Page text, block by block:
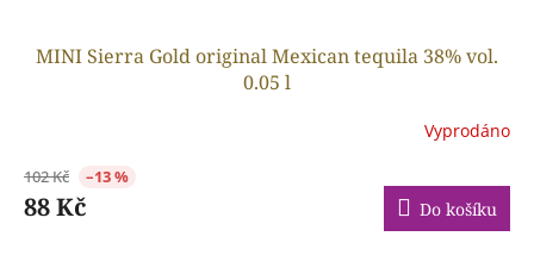
MINI Sierra Gold original Mexican tequila 38% vol.
0.05 l
Vyprodáno
102 Kč –13 %
88 Kč Do košíku